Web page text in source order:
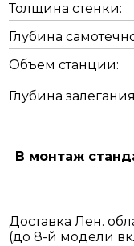
Толщина стенки:
Глубина
Объем станции:
Глубина
В монтаж
Доставка Лен.
(до 8-й модели